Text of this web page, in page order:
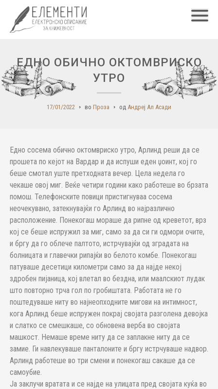
ЕДНО ОБИЧНО ОКТОМВРИСКО
УТРО
17/01/2022 во Проза од Андреј Ал Асади
Едно сосема обично октомвриско утро, Арлинд реши да се
прошета по кејот на Вардар и да испуши еден џоинт, кој го
беше смотал уште претходната вечер. Цела недела го
чекаше овој миг. Веќе четири години како работеше во брзата
помош. Телефонските повици пристигнуваа сосема
неочекувано, затекнувајќи го Арлинд во најразлично
расположение. Понекогаш мораше да рипне од креветот, врз
кој се беше испружил за миг, само за да си ги одмори очите,
и бргу да го облече палтото, истрчувајќи од зградата на
болницата и главечки рипајќи во белото комбе. Понекогаш
патуваше десетици километри само за да најде некој
здробен пијаница, кој влетал во бездна, или маалскиот лудак
што повторно трча гол по гробиштата. Работата не го
поштедуваше ниту во најнеопходните мигови на интимност,
кога Арлинд беше испружен покрај својата разголена девојка
и слатко се смешкаше, со обновена верба во својата
машкост. Немаше време ниту да се заплакне ниту да се
замие. Ги навлекуваше панталоните и бргу истрчуваше надвор.
Арлинд работеше во три смени и понекогаш сакаше да се
самоубие.
Ја заклучи вратата и се најде на улицата пред својата куќа во